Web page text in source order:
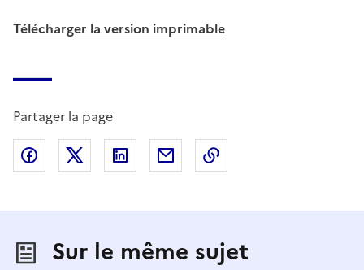
Télécharger la version imprimable
Partager la page
Partager sur Facebook
Partager sur X (anciennement Twitter)
Partager sur LinkedIn
Partager par email
Sur le même sujet